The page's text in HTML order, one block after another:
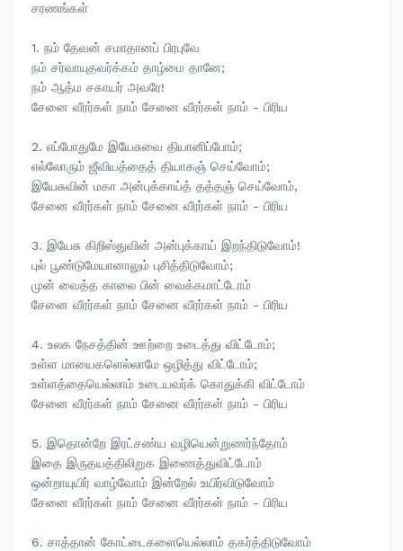
சரணங்கள்
1. நம் தேவன் சமாதானப் பிரபுவே
நம் சர்வாயுதவர்க்கம் தாழ்மை தானே;
நம் ஆத்ம சகாயர் அவரே!
சேனை வீரர்கள் நாம் சேனை வீரர்கள் நாம் - பிரிய
2. எப்போதுமே இயேசுவை தியானிப்போம்;
எல்லோரும் ஜீவியத்தைத் தியாகஞ் செய்வோம்;
இயேசுவின் மகா அன்புக்காய்த் தத்தஞ் செய்வோம்,
சேனை வீரர்கள் நாம் சேனை வீரர்கள் நாம் - பிரிய
3. இயேசு கிறிஸ்துவின் அன்புக்காய் இறந்திடுவோம்!
புல் பூண்டுமேயானாலும் புசித்திடுவோம்;
முன் வைத்த காலை பின் வைக்கமாட்டோம்
சேனை வீரர்கள் நாம் சேனை வீரர்கள் நாம் - பிரிய
4. உலக நேசத்தின் ஊற்றை உடைத்து விட்டோம்;
உள்ள மாயைகளெல்லாமே ஒழித்து விட்டோம்;
உள்ளத்தையெல்லாம் உடையவர்க் கொதுக்கி விட்டோம்
சேனை வீரர்கள் நாம் சேனை வீரர்கள் நாம் - பிரிய
5. இதொன்றே இரட்சண்ய வழியென்றுணர்ந்தோம்
இதை இருதயத்திலிறுக இணைத்துவிட்டோம்
ஒன்றாயுயிர் வாழ்வோம் இன்றேல் உயிர்விடுவோம்
சேனை வீரர்கள் நாம் சேனை வீரர்கள் நாம் - பிரிய
6. சாத்தான் கோட்டைகளையெல்லாம் தகர்த்திடுவோம்